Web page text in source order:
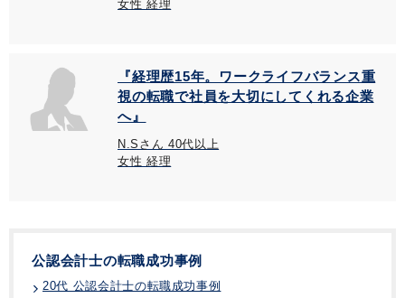
女性 経理
『経理歴15年。ワークライフバランス重
視の転職で社員を大切にしてくれる企業
へ』
N.Sさん 40代以上
女性 経理
公認会計士の転職成功事例
20代 公認会計士の転職成功事例